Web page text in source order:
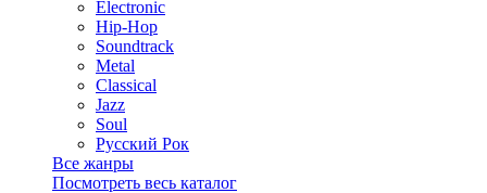
Electronic
Hip-Hop
Soundtrack
Metal
Classical
Jazz
Soul
Русский Рок
Все жанры
Посмотреть весь каталог